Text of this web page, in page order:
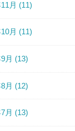
月 (11)
月 (11)
月 (13)
月 (12)
月 (13)